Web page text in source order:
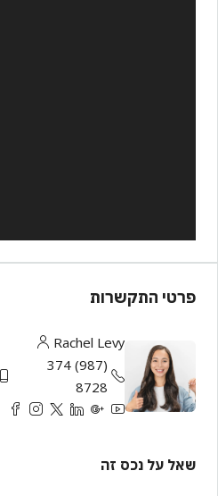
פרטי התקשרות
Rachel Levy
(987) 374
8728
שאל על נכס זה